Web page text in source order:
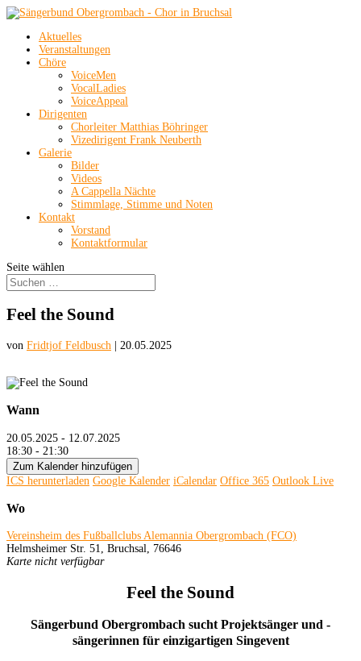
Aktuelles
Veranstaltungen
Chöre
VoiceMen
VocalLadies
VoiceAppeal
Dirigenten
Chorleiter Matthias Böhringer
Vizedirigent Frank Neuberth
Galerie
Bilder
Videos
A Cappella Nächte
Stimmlage, Stimme und Noten
Kontakt
Vorstand
Kontaktformular
Seite wählen
Feel the Sound
von Fridtjof Feldbusch 20.05.2025
Wann
20.05.2025 - 12.07.2025
18:30 - 21:30
Zum Kalender hinzufügen
ICS herunterladen Google Kalender iCalendar Office 365 Outlook Live
Wo
Vereinsheim des Fußballclubs Alemannia Obergrombach (FCO)
Helmsheimer Str. 51, Bruchsal, 76646
Karte nicht verfügbar
Feel the Sound
Sängerbund Obergrombach sucht Projektsänger und -
sängerinnen für einzigartigen Singevent